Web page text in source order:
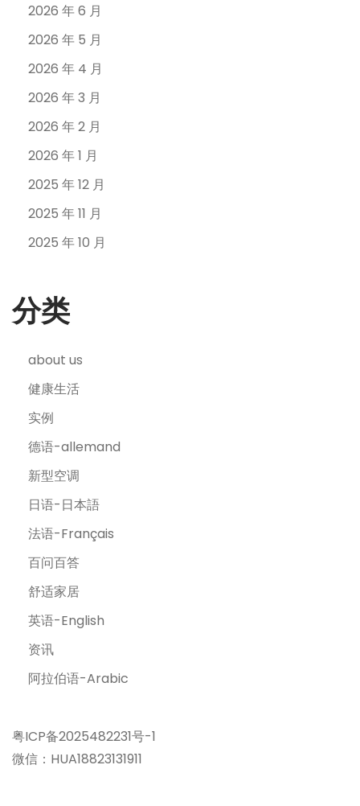
2026 年 6 月
2026 年 5 月
2026 年 4 月
2026 年 3 月
2026 年 2 月
2026 年 1 月
2025 年 12 月
2025 年 11 月
2025 年 10 月
分类
about us
健康生活
实例
德语-allemand
新型空调
日语-日本語
法语-Français
百问百答
舒适家居
英语-English
资讯
阿拉伯语-Arabic
粤ICP备2025482231号-1
微信：HUA18823131911